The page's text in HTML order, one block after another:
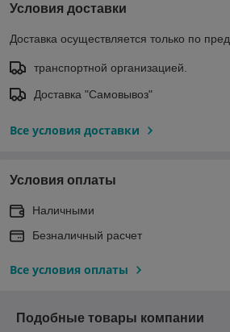
Условия доставки
Доставка осуществляется только по
транспортной организацией.
Доставка "Самовывоз"
Все условия доставки
Условия оплаты
Наличными
Безналичный расчет
Все условия оплаты
Подобные товары компании